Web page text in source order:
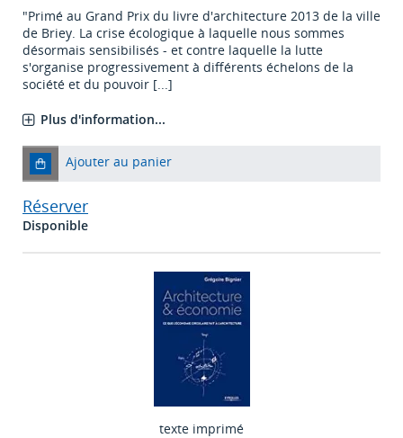
"Primé au Grand Prix du livre d'architecture 2013 de la ville
de Briey. La crise écologique à laquelle nous sommes
désormais sensibilisés - et contre laquelle la lutte
s'organise progressivement à différents échelons de la
société et du pouvoir [...]
Plus d'information...
Ajouter au panier
Réserver
Disponible
texte imprimé